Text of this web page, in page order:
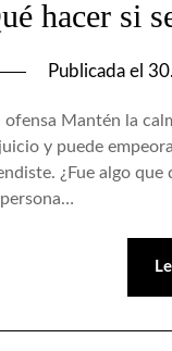
hacer si
Publicada el
Mantén la
y puede
¿Fue algo